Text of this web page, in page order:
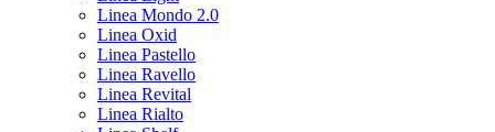
Linea Mondo 2.0
Linea Oxid
Linea Pastello
Linea Ravello
Linea Revital
Linea Rialto